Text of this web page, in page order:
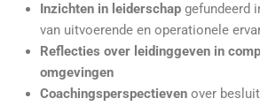
Inzichten in leiderschap gefundeerd
van uitvoerende en operationele
Reflecties over leidinggeven in
omgevingen
Coachingsperspectieven over